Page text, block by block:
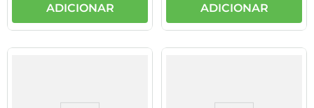
ADICIONAR ADICIONAR